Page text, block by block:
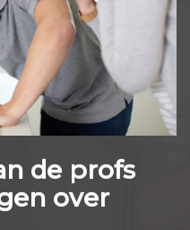
de profs
over